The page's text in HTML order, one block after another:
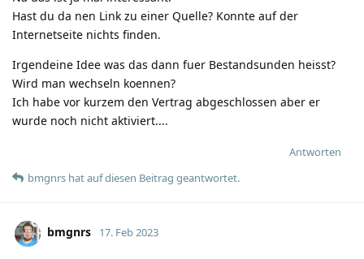
Hast du da nen Link zu einer Quelle? Konnte auf der
Internetseite nichts finden.
Irgendeine Idee was das dann fuer Bestandsunden heisst?
Wird man wechseln koennen?
Ich habe vor kurzem den Vertrag abgeschlossen aber er
wurde noch nicht aktiviert....
Antworten
bmgnrs hatauf diesen Beitrag geantwortet.
bmgnrs 17. Feb 2023